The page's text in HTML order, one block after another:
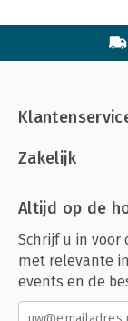
Zakelijk
Altijd op de
Schrijf u in voor
met relevante
events en de